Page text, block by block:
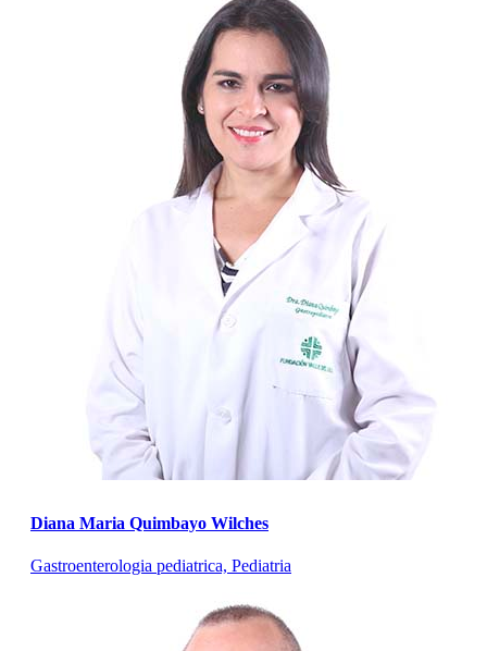
Diana Maria Quimbayo Wilches
Gastroenterologia pediatrica, Pediatria